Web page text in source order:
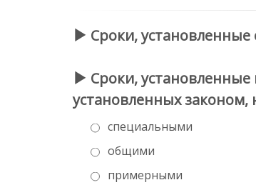
Сроки,
Сроки,
установленных
специальными
общими
примерными